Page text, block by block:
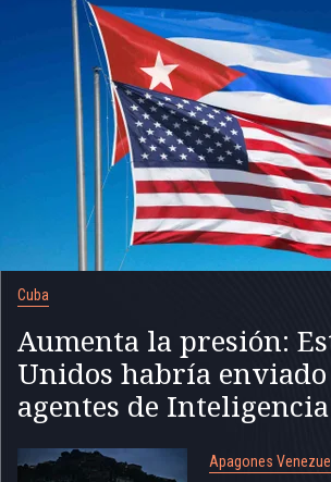
Cuba
Aumenta la presión:
Unidos habría enviado
agentes de
Apagones